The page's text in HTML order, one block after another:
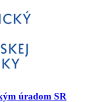
úradom SR